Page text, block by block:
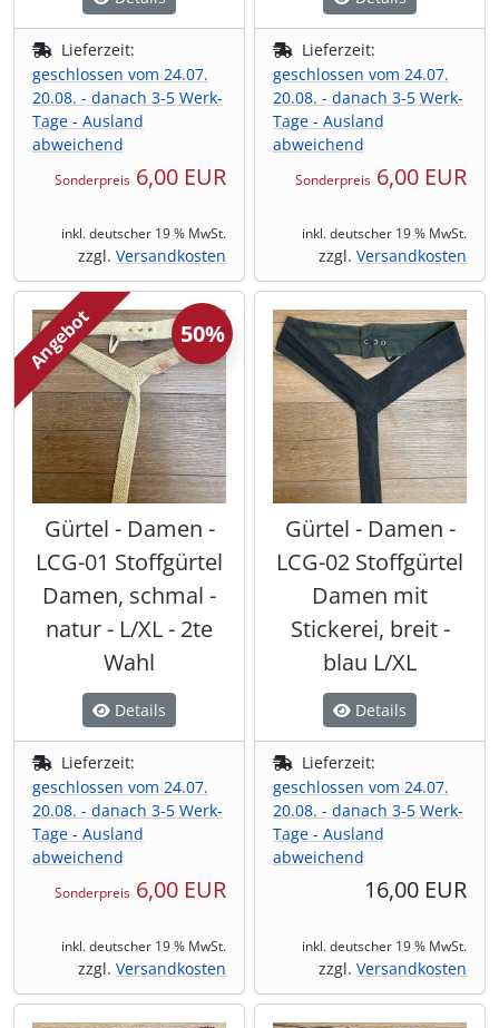
Lieferzeit:
geschlossen vom 24.07.
20.08. - danach 3-5 Werk-
Tage - Ausland
abweichend
Sonderpreis 6,00 EUR
inkl. deutscher 19 % MwSt.
zzgl. Versandkosten
Lieferzeit:
geschlossen vom 24.07.
20.08. - danach 3-5 Werk-
Tage - Ausland
abweichend
Sonderpreis 6,00 EUR
inkl. deutscher 19 % MwSt.
zzgl. Versandkosten
Angebot
Gürtel - Damen -
LCG-01 Stoffgürtel
Damen, schmal -
natur - L/XL - 2te
Wahl
Details
Lieferzeit:
geschlossen vom 24.07.
20.08. - danach 3-5 Werk-
Tage - Ausland
abweichend
Sonderpreis 6,00 EUR
50%
inkl. deutscher 19 % MwSt.
zzgl. Versandkosten
Gürtel - Damen -
LCG-02 Stoffgürtel
Damen mit
Stickerei, breit -
blau L/XL
Details
Lieferzeit:
geschlossen vom 24.07.
20.08. - danach 3-5 Werk-
Tage - Ausland
abweichend
16,00 EUR
inkl. deutscher 19 % MwSt.
zzgl. Versandkosten
Shisha & Raucherbedarf
Steampunk (28)
Trinkflaschen & -schläuche (7)
Trommeln, Klagschalen & Musikinstrumente (37)
Truhen & Kisten (30)
Umhängetaschen (56)